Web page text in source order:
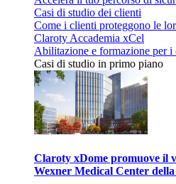
Casi di studio dei clienti
Come i clienti proteggono le
Claroty Accademia xCel
Abilitazione e formazione per i
Casi di studio in primo piano
Claroty xDome promuove il
Wexner Medical Center